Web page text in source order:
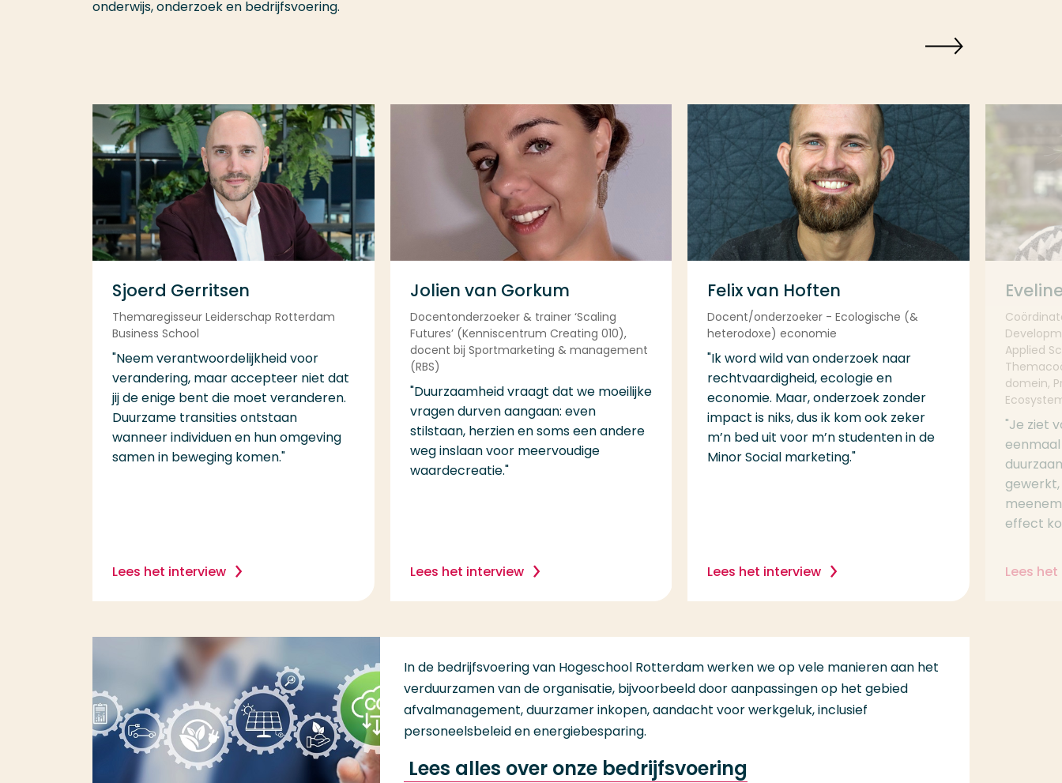
onderwijs, onderzoek en bedrijfsvoering.
Sjoerd Gerritsen
Themaregisseur Leiderschap Rotterdam
Business School
"Neem verantwoordelijkheid voor
verandering, maar accepteer niet dat
jij de enige bent die moet veranderen.
Duurzame transities ontstaan
wanneer individuen en hun omgeving
samen in beweging komen."
Lees het interview
Jolien van Gorkum
Docentonderzoeker & trainer ‘Scaling
Futures’ (Kenniscentrum Creating 010),
docent bij Sportmarketing & management
(RBS)
"Duurzaamheid vraagt dat we moeilijke
vragen durven aangaan: even
stilstaan, herzien en soms een andere
weg inslaan voor meervoudige
waardecreatie."
Lees het interview
Felix van Hoften
Docent/onderzoeker - Ecologische (&
heterodoxe) economie
"Ik word wild van onderzoek naar
rechtvaardigheid, ecologie en
economie. Maar, onderzoek zonder
impact is niks, dus ik kom ook zeker
m’n bed uit voor m’n studenten in de
Minor Social marketing."
Lees het interview
Applied
domein,
"Je ziet
effect
Lees
In de bedrijfsvoering van Hogeschool Rotterdam werken we op vele manieren aan het
verduurzamen van de organisatie, bijvoorbeeld door aanpassingen op het gebied
afvalmanagement, duurzamer inkopen, aandacht voor werkgeluk, inclusief
personeelsbeleid en energiebesparing.
Lees alles over onze bedrijfsvoering